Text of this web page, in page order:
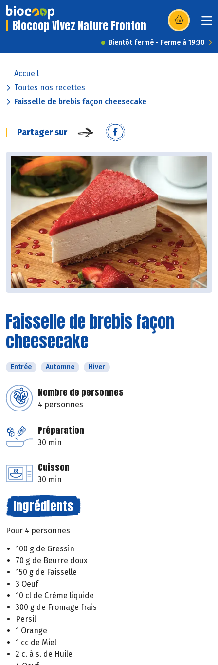
Biocoop Vivez Nature Fronton (s’ouvre dans
Bientôt fermé - Ferme à 19:30
Accueil
Toutes nos recettes
Faisselle de brebis façon cheesecake
Partager sur
Faisselle de brebis façon
cheesecake
Entrée Automne Hiver
Nombre de personnes
4 personnes
Préparation
30 min
Cuisson
30 min
Ingrédients
Pour 4 personnes
100 g de Gressin
70 g de Beurre doux
150 g de Faisselle
3 Oeuf
10 cl de Crème liquide
300 g de Fromage frais
Persil
1 Orange
1 cc de Miel
2 c. à s. de Huile